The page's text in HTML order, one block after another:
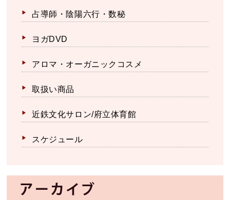
占導師・陰陽六行・数秘
ヨガDVD
アロマ・オーガニックコスメ
取扱い商品
近鉄文化サロン/府立体育館
スケジュール
アーカイブ